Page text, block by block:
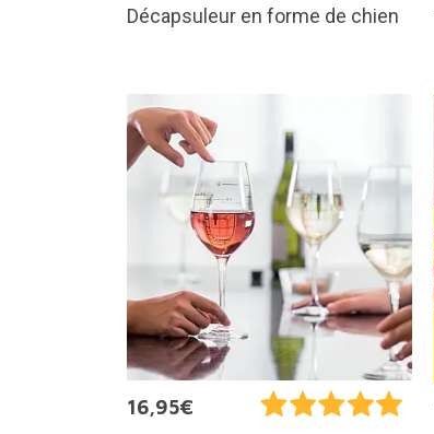
Décapsuleur en forme de chien
16,95€